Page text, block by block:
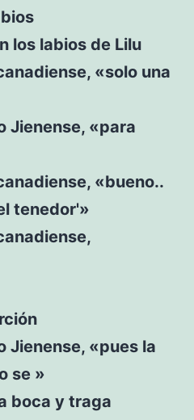
los labios de Lilu
«solo una
Jienense, «para
«bueno..
tenedor'»
Jienense, «pues la
se »
boca y traga